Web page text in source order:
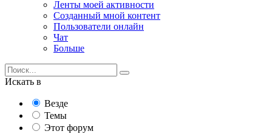
Ленты моей активности
Созданный мной контент
Пользователи онлайн
Чат
Больше
Искать в
Везде
Темы
Этот форум